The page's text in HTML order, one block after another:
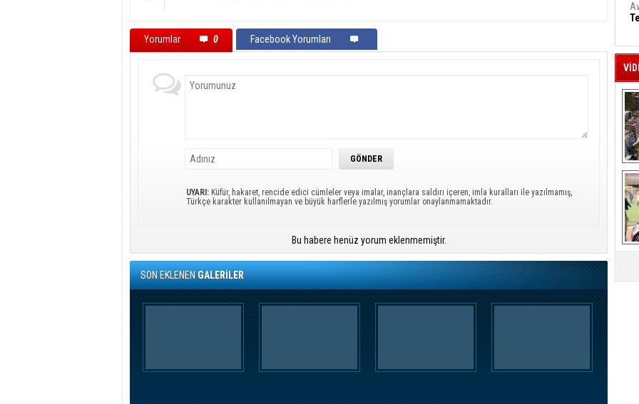
Yorumlar 0 Facebook Yorumları
UYARI: Küfür, hakaret, rencide edici cümleler veya imalar, inançlara saldırı içeren, imla kuralları ile yazılmamış,
Türkçe karakter kullanılmayan ve büyük harflerle yazılmış yorumlar onaylanmamaktadır.
Bu habere henüz yorum eklenmemiştir.
SON EKLENENGALERİLER